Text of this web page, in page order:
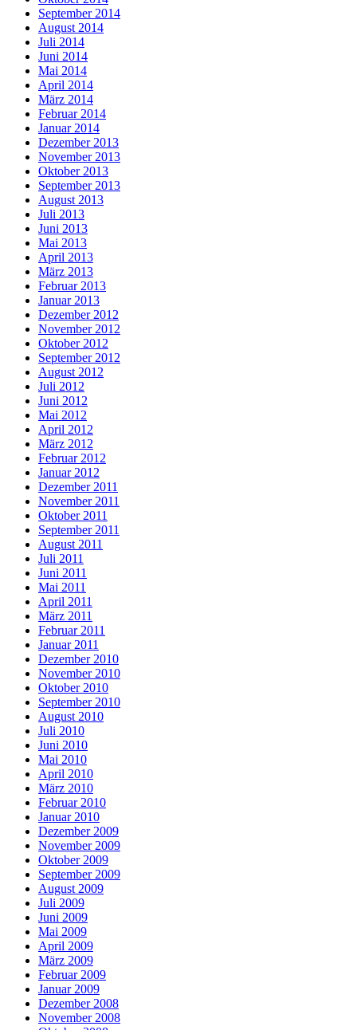
September 2014
August 2014
Juli 2014
Juni 2014
Mai 2014
April 2014
März 2014
Februar 2014
Januar 2014
Dezember 2013
November 2013
Oktober 2013
September 2013
August 2013
Juli 2013
Juni 2013
Mai 2013
April 2013
März 2013
Februar 2013
Januar 2013
Dezember 2012
November 2012
Oktober 2012
September 2012
August 2012
Juli 2012
Juni 2012
Mai 2012
April 2012
März 2012
Februar 2012
Januar 2012
Dezember 2011
November 2011
Oktober 2011
September 2011
August 2011
Juli 2011
Juni 2011
Mai 2011
April 2011
März 2011
Februar 2011
Januar 2011
Dezember 2010
November 2010
Oktober 2010
September 2010
August 2010
Juli 2010
Juni 2010
Mai 2010
April 2010
März 2010
Februar 2010
Januar 2010
Dezember 2009
November 2009
Oktober 2009
September 2009
August 2009
Juli 2009
Juni 2009
Mai 2009
April 2009
März 2009
Februar 2009
Januar 2009
Dezember 2008
November 2008